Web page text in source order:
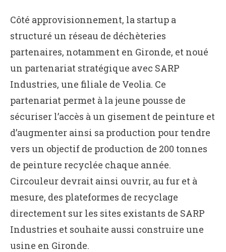
Côté approvisionnement, la startup a
structuré un réseau de déchèteries
partenaires, notamment en Gironde, et noué
un partenariat stratégique avec SARP
Industries, une filiale de Veolia. Ce
partenariat permet à la jeune pousse de
sécuriser l’accès à un gisement de peinture et
d’augmenter ainsi sa production pour tendre
vers un objectif de production de 200 tonnes
de peinture recyclée chaque année.
Circouleur devrait ainsi ouvrir, au fur et à
mesure, des plateformes de recyclage
directement sur les sites existants de SARP
Industries et souhaite aussi construire une
usine en Gironde.